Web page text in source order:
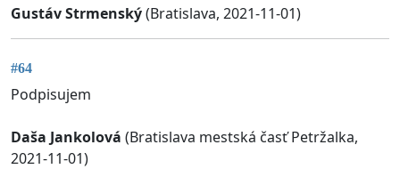
Gustáv Strmenský(Bratislava, 2021-11-01)
#64
Podpisujem
Daša Jankolová (Bratislava mestská časť Petržalka,
2021-11-01)